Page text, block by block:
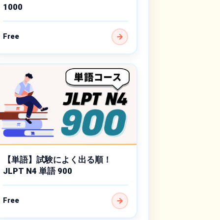
1000
Free
【単語】試験によく出る順！
JLPT N4 単語 900
Free